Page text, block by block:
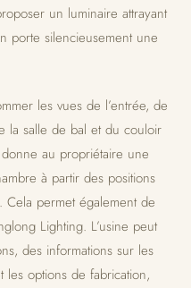
un luminaire attrayant
porte silencieusement une
les vues de l’entrée, de
la salle de bal et du couloir
au propriétaire une
à partir des positions
Cela permet également de
Lighting. L’usine peut
des informations sur les
les options de fabrication,